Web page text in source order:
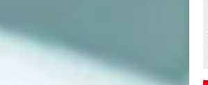
囲）】無
イター、社内メンバーとの調整や
当していただき、また、チームを
マネジメントもお任せします。
円を超える売上を記録し、海外でのビ
高さが評価され、これまでに約119億円
マーケット、22拠点に事業展開して
な職場で英語力を活かした仕事ができ